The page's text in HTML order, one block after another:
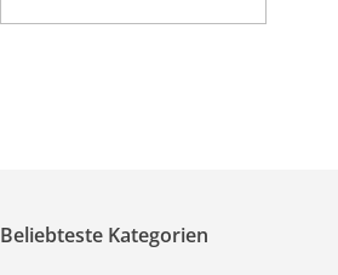
Beliebteste Kategorien